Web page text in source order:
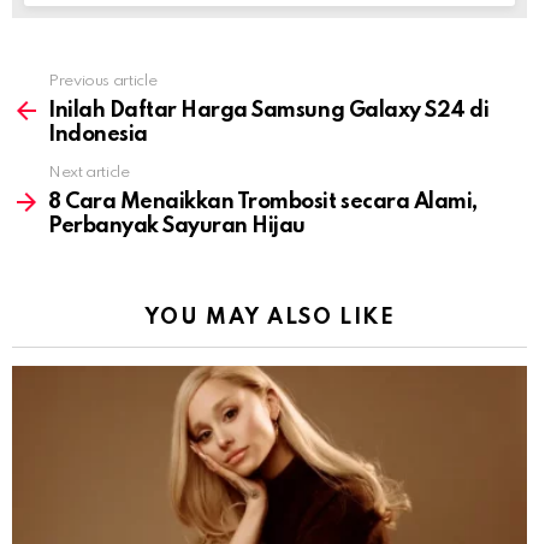
more
Previous article
Inilah Daftar Harga Samsung Galaxy S24 di
Indonesia
Next article
8 Cara Menaikkan Trombosit secara Alami,
Perbanyak Sayuran Hijau
YOU MAY ALSO LIKE